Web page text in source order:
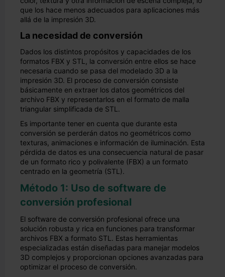
que los hace menos adecuados para aplicaciones más
allá de la impresión 3D.
La necesidad de conversión
Dados los distintos propósitos y capacidades de los
formatos FBX y STL, la conversión entre ellos se hace
necesaria cuando se pasa del modelado 3D a la
impresión 3D. El proceso de conversión consiste
básicamente en extraer los datos geométricos del
archivo FBX y representarlos en el formato de malla
triangular simplificada de STL.
Es importante tener en cuenta que durante esta
conversión se perderán datos no geométricos como
texturas, animaciones e información de iluminación. Esta
pérdida de datos es una consecuencia natural de pasar
de un formato rico y polivalente (FBX) a un formato
centrado en la geometría (STL).
Método 1: Uso de software de
conversión profesional
El software de conversión profesional ofrece una
solución robusta y rica en funciones para transformar
archivos FBX a formato STL. Estas herramientas
especializadas están diseñadas para manejar modelos
3D complejos y proporcionan opciones avanzadas para
optimizar el proceso de conversión.